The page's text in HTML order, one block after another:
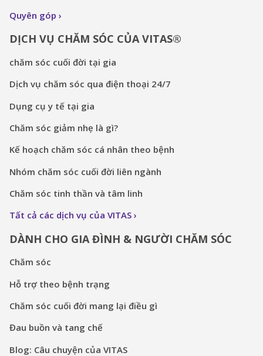
Quyên góp
DỊCH VỤ CHĂM SÓC CỦA VITAS®
chăm sóc cuối đời tại gia
Dịch vụ chăm sóc qua điện thoại 24/7
Dụng cụ y tế tại gia
Chăm sóc giảm nhẹ là gì?
Kế hoạch chăm sóc cá nhân theo bệnh
Nhóm chăm sóc cuối đời liên ngành
Chăm sóc tinh thần và tâm linh
Tất cả các dịch vụ của VITAS
DÀNH CHO GIA ĐÌNH & NGƯỜI CHĂM SÓC
Chăm sóc
Hỗ trợ theo bệnh trạng
Chăm sóc cuối đời mang lại điều gì
Đau buồn và tang chế
Blog: Câu chuyện của VITAS